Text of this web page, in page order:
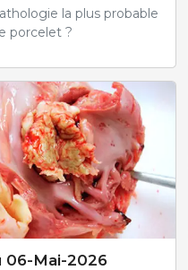
la plus probable
porcelet ?
06-Mai-2026